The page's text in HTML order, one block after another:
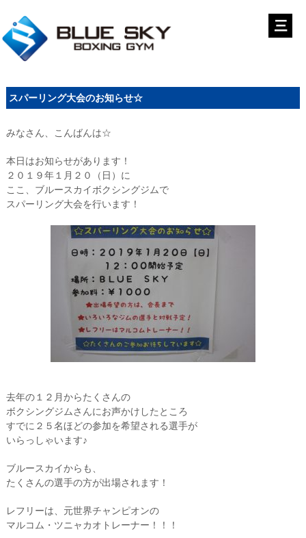
スパーリング大会のお知らせ☆
みなさん、こんばんは☆
本日はお知らせがあります！
２０１９年１月２０（日）に
ここ、ブルースカイボクシングジムで
スパーリング大会を行います！
去年の１２月からたくさんの
ボクシングジムさんにお声かけしたところ
すでに２５名ほどの参加を希望される選手が
いらっしゃいます♪
ブルースカイからも、
たくさんの選手の方が出場されます！
レフリーは、元世界チャンピオンの
マルコム・ツニャカオトレーナー！！！